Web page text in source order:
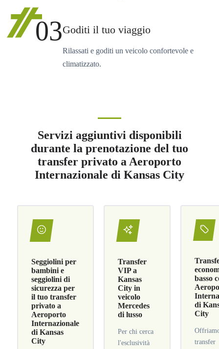
03Goditi il tuo viaggio
Rilassati e goditi un veicolo confortevole e
climatizzato.
Servizi aggiuntivi disponibili
durante la prenotazione del tuo
transfer privato a Aeroporto
Internazionale di Kansas City
Seggiolini per
bambini e
seggiolini di
sicurezza per
il tuo transfer
privato a
Aeroporto
Internazionale
di Kansas
City
Transfer
VIP a
Kansas
City in
veicolo
Mercedes
di lusso
Per chi cerca
l'esclusività
basso
di
City
transfer